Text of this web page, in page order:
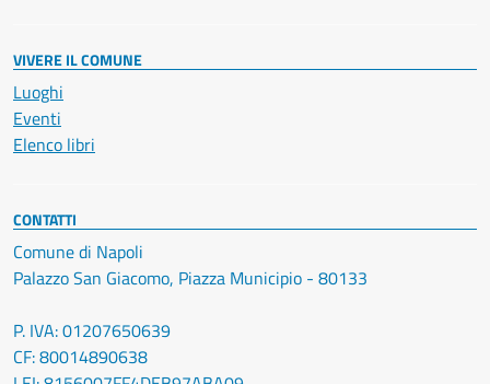
VIVERE IL COMUNE
Luoghi
Eventi
Elenco libri
CONTATTI
Comune di Napoli
Palazzo San Giacomo, Piazza Municipio - 80133
P. IVA: 01207650639
CF: 80014890638